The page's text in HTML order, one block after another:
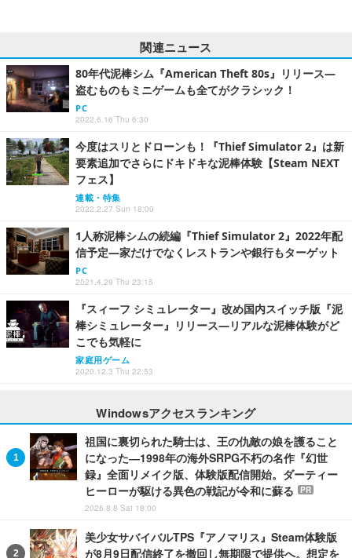
関連ニュース
80年代泥棒シム『American Theft 80s』リリース―
盗むものもミニゲームも全てがクラシック！
PC
2022.6.16 Thu 6:30
今度はスリとドローンも！『Thief Simulator 2』は新
要素追加でさらにドキドキな泥棒体験【Steam NEXT
フェス】
連載・特集
2022.2.27 Sun 18:00
1人称泥棒シムの続編『Thief Simulator 2』2022年配
信予定―家だけでなくレストランや銀行もターゲット
PC
2021.4.29 Thu 23:15
『スィーフ シミュレーター』改め国内スイッチ版『泥
棒シミュレーター』リリース―リアルな泥棒体験がど
こでも気軽に
家庭用ゲーム
2020.12.3 Thu 22:53
Windowsアクセスランキング
祖国に裏切られた騎士は、王の仇敵の娘を護ること
になった―1998年の海外SRPG不朽の名作『幻世
録』全面リメイク版、体験版配信開始。ダーティー
ヒーローが駆ける異色の戦記が令和に蘇る
PR
2026.8.8 Sat 18:00
美少女サバイバルTPS『アノマリス』Steam体験版
が8月9日配信終了を撤回し無期限で提供へ。想定を